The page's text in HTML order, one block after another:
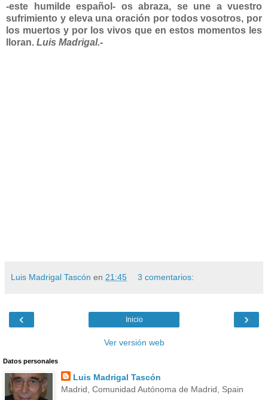
-este humilde español- os abraza, se une a vuestro
sufrimiento y eleva una oración por todos vosotros, por
los muertos y por los vivos que en estos momentos les
lloran. Luis Madrigal.-
Luis Madrigal Tascón en 21:45 3 comentarios:
‹ ›
Inicio
Ver versión web
Datos personales
Luis Madrigal Tascón
Madrid, Comunidad Autónoma de Madrid, Spain